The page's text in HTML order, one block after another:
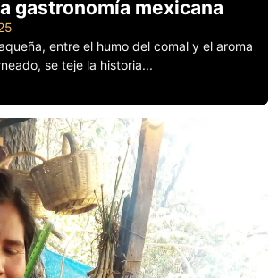
gastronomía mexicana
entre el humo del comal y el aroma
se teje la historia...